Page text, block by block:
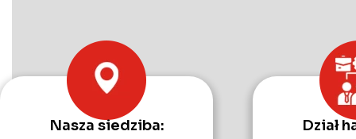
Nasza siedziba: Dział